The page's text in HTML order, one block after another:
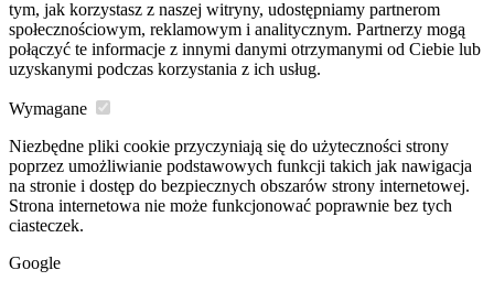
tym, jak korzystasz z naszej witryny, udostępniamy partnerom
społecznościowym, reklamowym i analitycznym. Partnerzy mogą
połączyć te informacje z innymi danymi otrzymanymi od Ciebie lub
uzyskanymi podczas korzystania z ich usług.
Wymagane
Niezbędne pliki cookie przyczyniają się do użyteczności strony
poprzez umożliwianie podstawowych funkcji takich jak nawigacja
na stronie i dostęp do bezpiecznych obszarów strony internetowej.
Strona internetowa nie może funkcjonować poprawnie bez tych
ciasteczek.
Google